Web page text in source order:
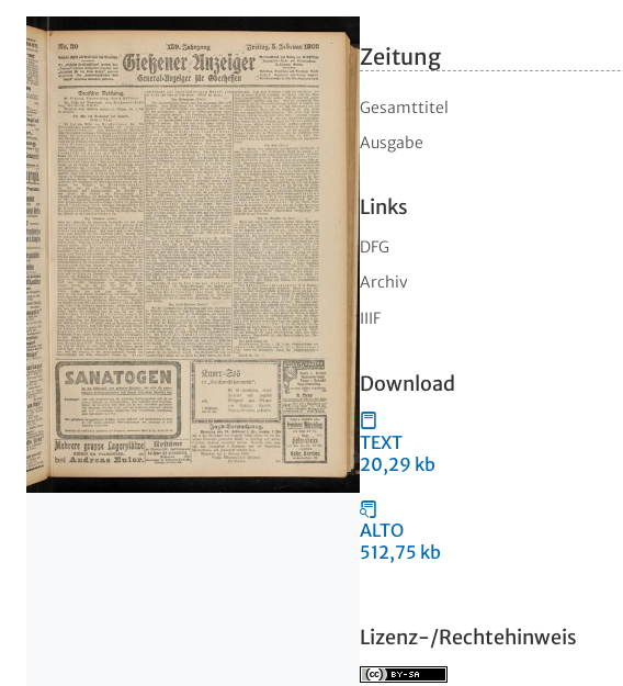
Zeitung
Gesamttitel
Ausgabe
Links
DFG
Archiv
IIIF
Download
TEXT
20,29 kb
ALTO
512,75 kb
Lizenz-/Rechtehinweis